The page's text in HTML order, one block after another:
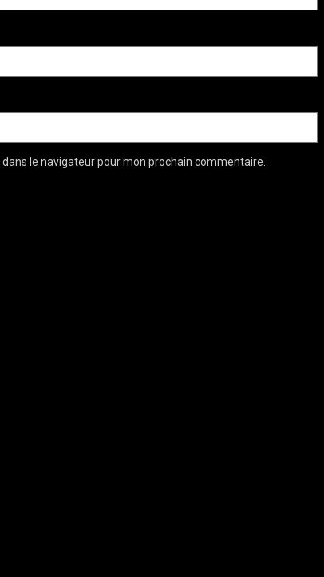
le navigateur pour mon prochain commentaire.